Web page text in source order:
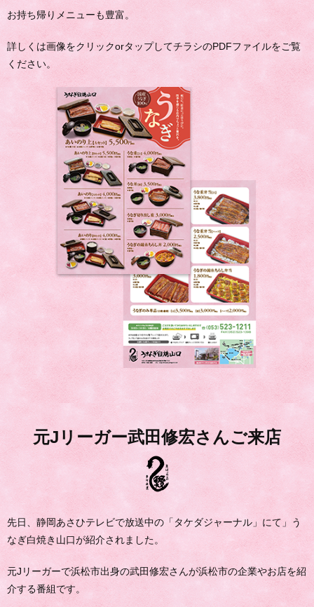
お持ち帰りメニューも豊富。
詳しくは画像をクリックorタップしてチラシのPDFファイルをご覧
ください。
元Jリーガー武田修宏さんご来店
先日、静岡あさひテレビで放送中の「タケダジャーナル」にて」う
なぎ白焼き山口が紹介されました。
元Jリーガーで浜松市出身の武田修宏さんが浜松市の企業やお店を紹
介する番組です。